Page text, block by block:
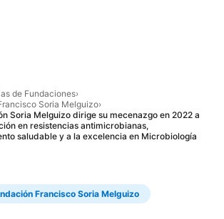
de Fundaciones›
Soria Melguizo›
Soria Melguizo dirige su mecenazgo en 2022 a
en resistencias antimicrobianas,
saludable y a la excelencia en Microbiología
Francisco Soria Melguizo